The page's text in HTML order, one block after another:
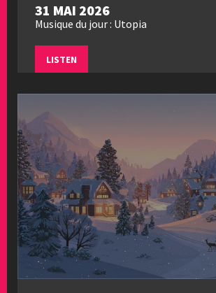
31 MAI 2026
Musique du jour : Utopia
LISTEN